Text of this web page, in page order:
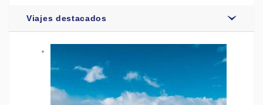
Viajes destacados